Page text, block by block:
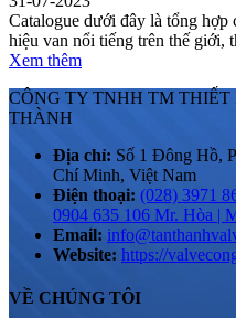
Catalogue dưới đây là tổng hợp
hiệu van nổi tiếng trên thế giới,
Xem thêm
CÔNG TY TNHH TM THIẾT
THÀNH
Địa chỉ: Số 1 Đông Hồ,
Chí Minh, Việt Nam
Điện thoại: (028) 3971
0904 635 106 Mr. Hòa |
Email:
Website: https://
VỀ CHÚNG TÔI